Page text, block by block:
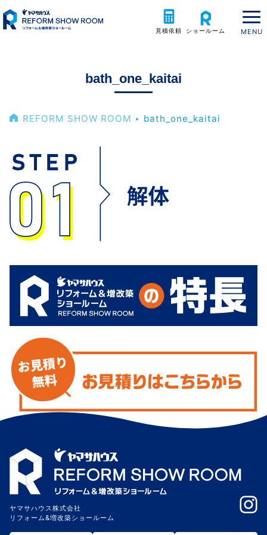
見積依頼 ショールーム
bath_one_kaitai
REFORM SHOW ROOM ‣ bath_one_kaitai
ヤマサハウス株式会社
リフォーム&増改築ショールーム